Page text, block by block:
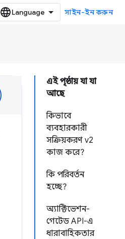
সাইন-ইন করুন
এই পৃষ্ঠায় যা যা
আছে
কিভাবে
ব্যবহারকারী
সক্রিয়করণ v2
কাজ করে?
কি পরিবর্তন
হচ্ছে?
অ্যাক্টিভেশন-
গেটেড API-এ
ধারাবাহিকতার